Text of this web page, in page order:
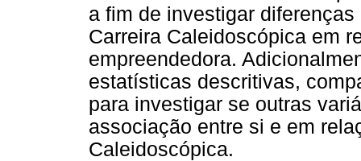
a fim de investigar
Carreira Caleidoscópica em
empreendedora.
estatísticas descritivas,
para investigar se outras
associação entre si e em
Caleidoscópica.